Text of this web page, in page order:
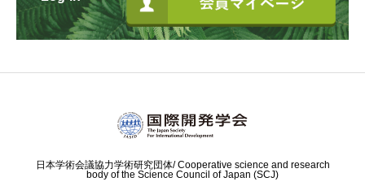
日本学術会議協力学術研究団体/ Cooperative science and research
body of the Science Council of Japan (SCJ)